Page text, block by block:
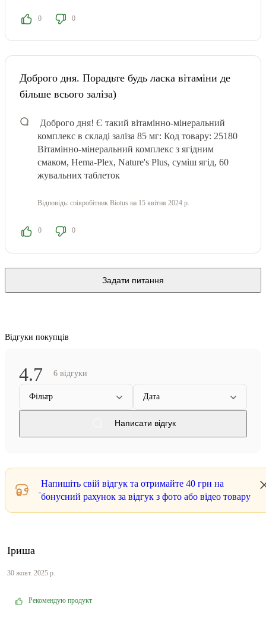
0 0
Доброго дня. Порадьте будь ласка вітаміни де
більше всього заліза)
Доброго дня! Є такий вітамінно-мінеральний
комплекс в складі заліза 85 мг: Код товару: 25180
Вітамінно-мінеральний комплекс з ягідним
смаком, Hema-Plex, Nature's Plus, суміш ягід, 60
жувальних таблеток
Відповідь: співробітник Biotus на 15 квітня 2024 р.
0 0
Задати питання
Відгуки покупців
4.7 6 відгуки
Фільтр Дата
Написати відгук
Напишіть свій відгук та отримайте 40 грн на
бонусний рахунок за відгук з фото або відео товару
Іриша
30 жовт. 2025 р.
Рекомендую продукт